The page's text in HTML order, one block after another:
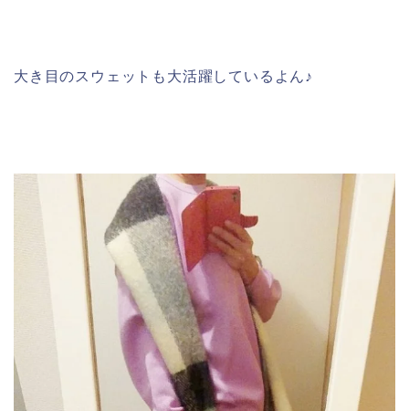
大き目のスウェットも大活躍しているよん♪